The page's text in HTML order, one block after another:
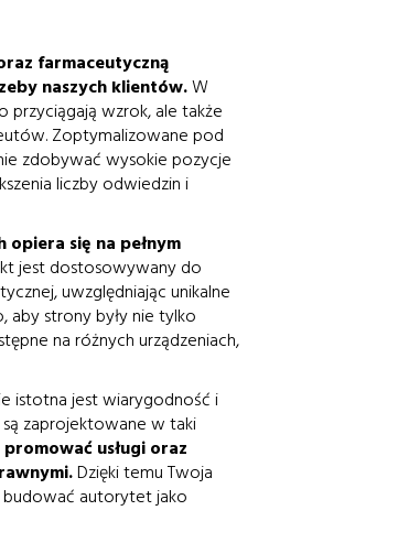
farmaceutyczną
naszych klientów.W
wzrok, ale także
Zoptymalizowane pod
zdobywać wysokie pozycje
liczby odwiedzin i
się na pełnym
jest dostosowywany do
uwzględniając unikalne
strony były nie tylko
na różnych urządzeniach,
istotna jest wiarygodność i
zaprojektowane w taki
usługi oraz
Dzięki temu Twoja
budować autorytet jako